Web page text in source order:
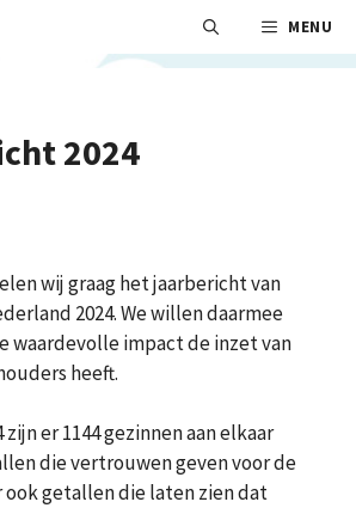
MENU
2024
wij graag het jaarbericht van
2024. We willen daarmee
waardevolle impact de inzet van
heeft.
zijn er 1144 gezinnen aan elkaar
die vertrouwen geven voor de
ook getallen die laten zien dat